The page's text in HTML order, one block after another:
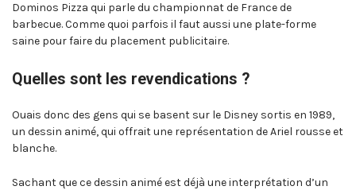
Dominos Pizza qui parle du championnat de France de
barbecue. Comme quoi parfois il faut aussi une plate-forme
saine pour faire du placement publicitaire.
Quelles sont les revendications ?
Ouais donc des gens qui se basent sur le Disney sortis en 1989,
un dessin animé, qui offrait une représentation de Ariel rousse et
blanche.
Sachant que ce dessin animé est déjà une interprétation d’un